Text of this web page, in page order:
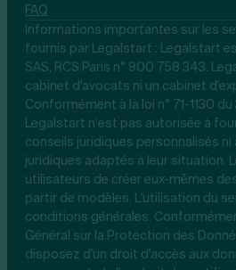
FAQ
Informations importantes sur les
fournis par Legalstart : Legalstart
SAS, RCS Paris n° 900 758 343.
cabinet d'avocats ni un cabinet
Conformément à la loi n° 71-1130 du
Legalstart n’est pas autorisée à
conseils juridiques personnalisés
juridiques adaptés à leur situation.
utilisateurs de créer eux-mêmes
partir de modèles. L'utilisation du
conditions générales.
Général sur la Protection des
disposez d'un droit d'accès aux